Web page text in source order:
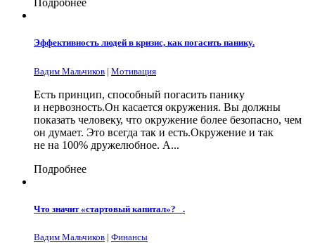
Подробнее
Эффективность людей в кризис, как погасить панику.
Вадим Мальчиков | Мотивация
Есть принцип, способный погасить панику
и нервозность.Он касается окружения. Вы должны
показать человеку, что окружение более безопасно, чем
он думает. Это всегда так и есть.Окружение и так
не на 100% дружелюбное. А...
Подробнее
Что значит «стартовый капитал»?⠀.
Вадим Мальчиков | Финансы